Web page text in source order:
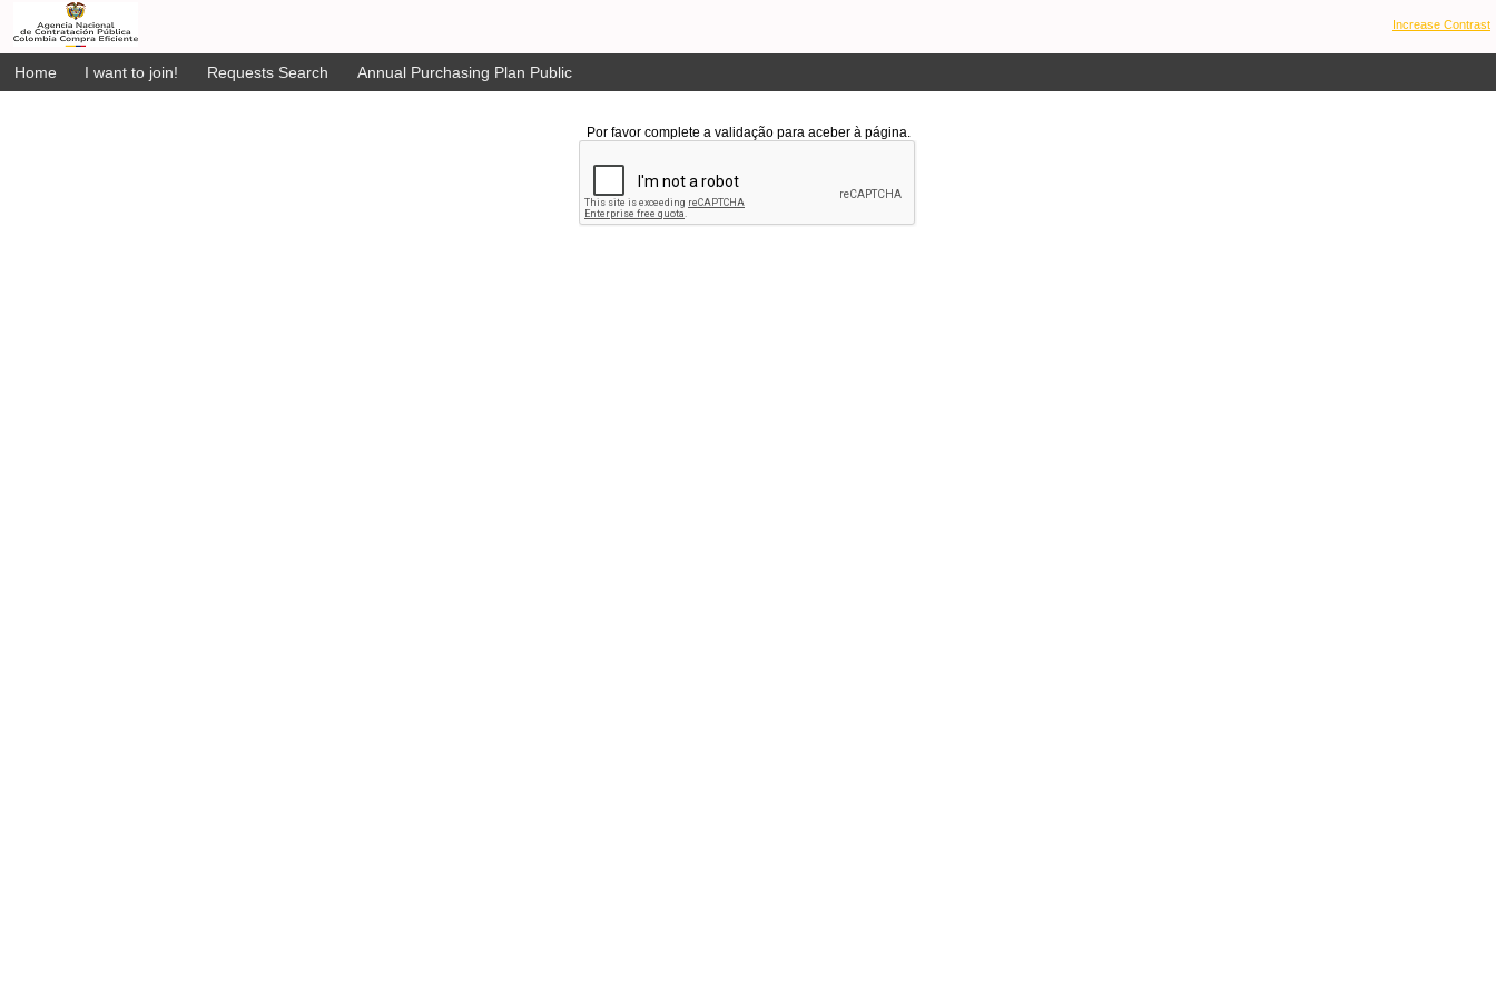
Increase Contrast
Home I want to join! Requests Search Annual Purchasing Plan Public
Por favor complete a validação para aceber à página.